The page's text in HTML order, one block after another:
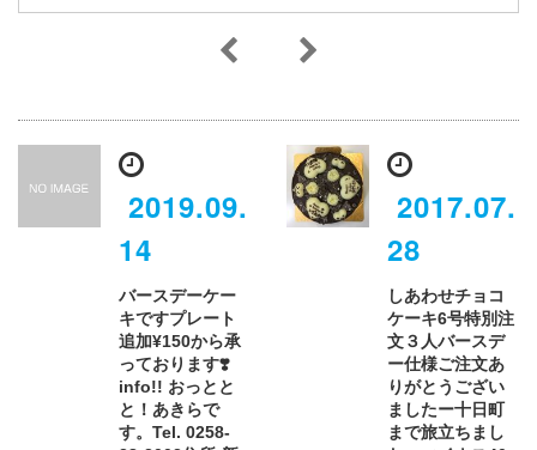
2019.09.
14
バースデーケー
キですプレート
追加¥150から承
っております❣️
info!! おっとと
と！あきらで
す。Tel. 0258-
2017.07.
28
しあわせチョコ
ケーキ6号特別注
文３人バースデ
ー仕様️ご注文あ
りがとうござい
ましたー十日町
まで旅立ちまし